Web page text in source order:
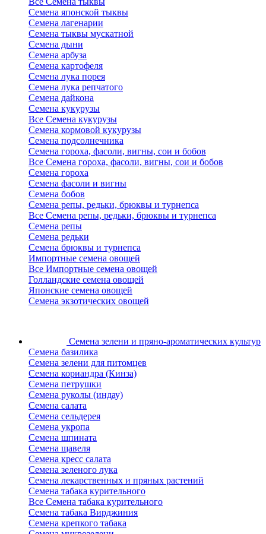
Семена японской тыквы
Семена лагенарии
Семена тыквы мускатной
Семена дыни
Семена арбуза
Семена картофеля
Семена лука порея
Семена лука репчатого
Семена дайкона
Семена кукурузы
Все Семена кукурузы
Семена кормовой кукурузы
Семена подсолнечника
Семена гороха, фасоли, вигны, сои и бобов
Все Семена гороха, фасоли, вигны, сои и бобов
Семена гороха
Семена фасоли и вигны
Семена бобов
Семена репы, редьки, брюквы и турнепса
Все Семена репы, редьки, брюквы и турнепса
Семена репы
Семена редьки
Семена брюквы и турнепса
Импортные семена овощей
Все Импортные семена овощей
Голландские семена овощей
Японские семена овощей
Семена экзотических овощей
Семена зелени и пряно-ароматических культур
Семена базилика
Семена зелени для питомцев
Семена кориандра (Кинза)
Семена петрушки
Семена руколы (индау)
Семена салата
Семена сельдерея
Семена укропа
Семена шпината
Семена щавеля
Семена кресс салата
Семена зеленого лука
Семена лекарственных и пряных растений
Семена табака курительного
Все Семена табака курительного
Семена табака Вирджиния
Семена крепкого табака